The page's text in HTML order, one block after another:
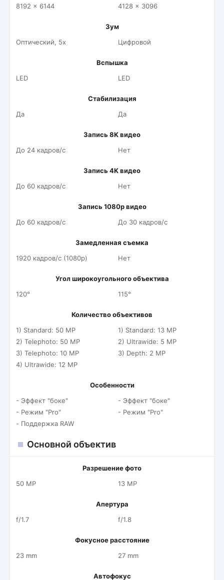
8192 x 6144
4128 x 3096
Зум
Оптический, 5x
Цифровой
Вспышка
LED
LED
Стабилизация
Да
Да
Запись 8K видео
До 24 кадров/c
Нет
Запись 4K видео
До 60 кадров/c
Нет
Запись 1080p видео
До 60 кадров/c
До 30 кадров/c
Замедленная съемка
1920 кадров/c (1080p)
Нет
Угол широкоугольного объектива
120°
115°
Количество объективов
1) Standard: 50 MP
2) Telephoto: 50 MP
3) Telephoto: 10 MP
4) Ultrawide: 12 MP
1) Standard: 13 MP
2) Ultrawide: 5 MP
3) Depth: 2 MP
Особенности
- Эффект "боке"
- Режим "Pro"
- Поддержка RAW
- Эффект "боке"
- Режим "Pro"
Основной объектив
Разрешение фото
50 MP
13 MP
Апертура
f/1.7
f/1.8
Фокусное расстояние
23 mm
27 mm
Автофокус